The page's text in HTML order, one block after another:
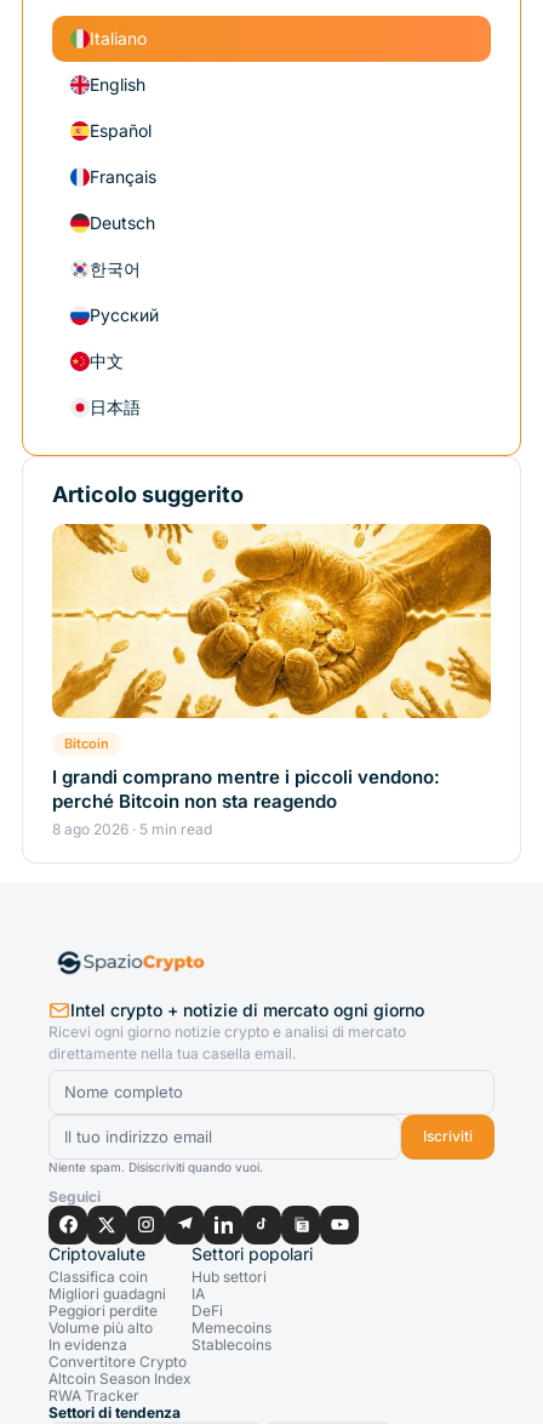
Italiano
English
Español
Français
Deutsch
한국어
Русский
中文
日本語
Articolo suggerito
Bitcoin
I grandi comprano mentre i piccoli vendono:
perché Bitcoin non sta reagendo
8 ago 2026 · 5 min read
Intel crypto + notizie di mercato ogni giorno
Ricevi ogni giorno notizie crypto e analisi di mercato
direttamente nella tua casella email.
Iscriviti
Niente spam. Disiscriviti quando vuoi.
Seguici
Criptovalute
Classifica coin
Migliori guadagni
Peggiori perdite
Volume più alto
In evidenza
Convertitore Crypto
Altcoin Season Index
RWA Tracker
Settori popolari
Hub settori
IA
DeFi
Memecoins
Stablecoins
Settori di tendenza